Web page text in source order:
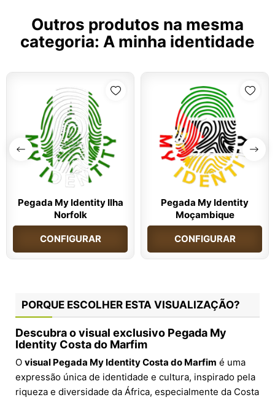
Outros produtos na mesma
categoria: A minha identidade
Pegada My Identity Ilha
Norfolk
CONFIGURAR
Pegada My Identity
Moçambique
CONFIGURAR
PORQUE ESCOLHER ESTA VISUALIZAÇÃO?
Descubra o visual exclusivo Pegada My
Identity Costa do Marfim
O visual Pegada My Identity Costa do Marfim é uma
expressão única de identidade e cultura, inspirado pela
riqueza e diversidade da África, especialmente da Costa